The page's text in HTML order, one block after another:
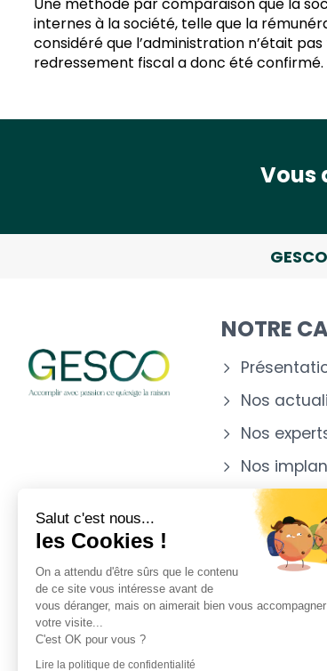
internes à la société, telle que la
considéré que l’administration n’était
redressement fiscal a donc été confirmé.
Vous
NOTRE
Nos
Nos
Nos
Salut c'est nous...
les Cookies !
On a attendu d'être sûrs que le contenu
de ce site vous intéresse avant de
vous déranger, mais on aimerait bien vous
votre visite...
C'est OK pour vous ?
Lire la politique de confidentialité